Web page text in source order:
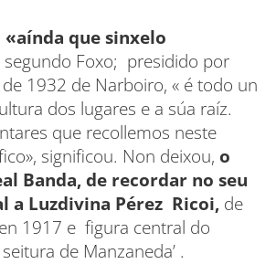
«aínda que sinxelo
segundo Foxo; presidido por
1932 de Narboiro, « é todo un
dos lugares e a súa raíz.
que recollemos neste
significou. Non deixou, o
Banda, de recordar no seu
a Luzdivina Pérez Ricoi, de
1917 e figura central do
de Manzaneda’ .